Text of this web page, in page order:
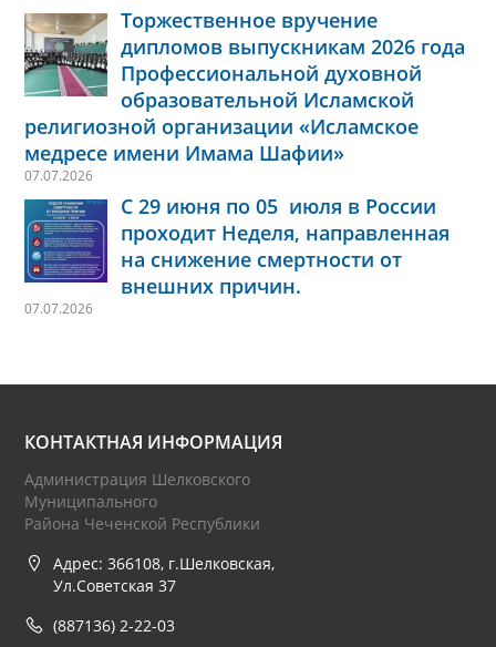
Торжественное вручение
дипломов выпускникам 2026 года
Профессиональной духовной
образовательной Исламской
религиозной организации «Исламское
медресе имени Имама Шафии»
07.07.2026
С 29 июня по 05 июля в России
проходит Неделя, направленная
на снижение смертности от
внешних причин.
07.07.2026
КОНТАКТНАЯ ИНФОРМАЦИЯ
Администрация Шелковского
Муниципального
Района Чеченской Республики
Адрес: 366108, г.Шелковская,
Ул.Советская 37
(887136) 2-22-03